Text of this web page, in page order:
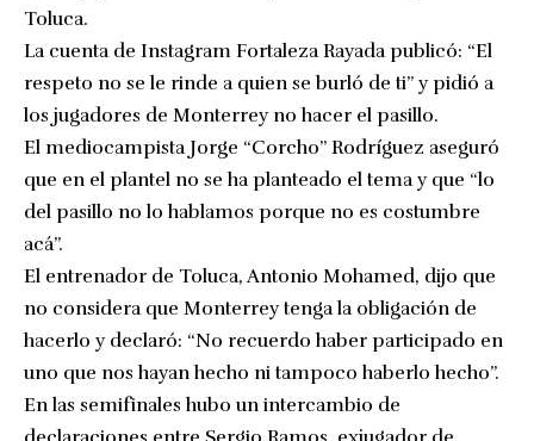
Toluca.
La cuenta de Instagram Fortaleza Rayada publicó: “El
respeto no se le rinde a quien se burló de ti” y pidió a
los jugadores de Monterrey no hacer el pasillo.
El mediocampista Jorge “Corcho” Rodríguez aseguró
que en el plantel no se ha planteado el tema y que “lo
del pasillo no lo hablamos porque no es costumbre
acá”.
El entrenador de Toluca, Antonio Mohamed, dijo que
no considera que Monterrey tenga la obligación de
hacerlo y declaró: “No recuerdo haber participado en
uno que nos hayan hecho ni tampoco haberlo hecho”.
En las semifinales hubo un intercambio de